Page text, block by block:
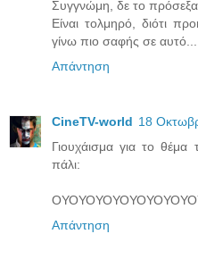
Συγγνώμη, δε το
Είναι τολμηρό, διότι
γίνω πιο σαφής σε αυτό...
Απάντηση
CineTV-world 18
Γιουχάισμα για το
πάλι:
Απάντηση